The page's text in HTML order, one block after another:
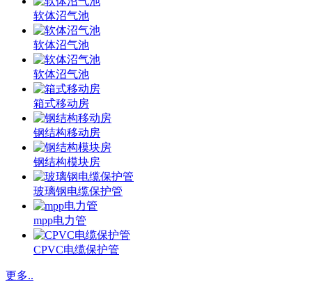
软体沼气池
软体沼气池
软体沼气池
箱式移动房
钢结构移动房
钢结构模块房
玻璃钢电缆保护管
mpp电力管
CPVC电缆保护管
更多..